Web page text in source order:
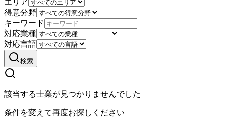
エリア
得意分野
キーワード
対応業種
対応言語
検索
該当する士業が見つかりませんでした
条件を変えて再度お探しください